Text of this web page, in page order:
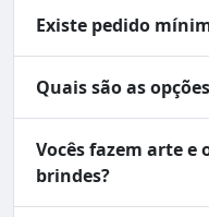
Existe pedido
Quais são as
Vocês fazem arte e
brindes?